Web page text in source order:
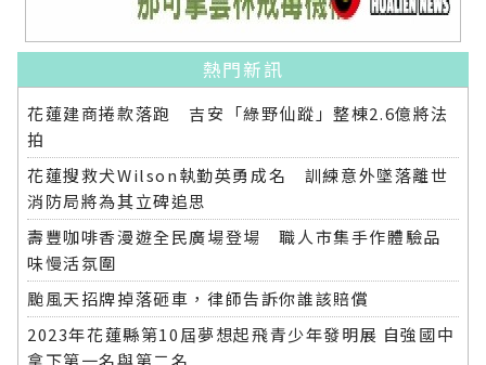
熱門新訊
花蓮建商捲款落跑 吉安「綠野仙蹤」整棟2.6億將法
拍
花蓮搜救犬Wilson執勤英勇成名 訓練意外墜落離世
消防局將為其立碑追思
壽豐咖啡香漫遊全民廣場登場 職人市集手作體驗品
味慢活氛圍
颱風天招牌掉落砸車，律師告訴你誰該賠償
2023年花蓮縣第10屆夢想起飛青少年發明展 自強國中
拿下第一名與第二名